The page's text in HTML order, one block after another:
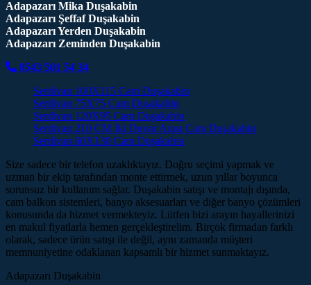
Adapazarı Mika Duşakabin
Adapazarı Şeffaf Duşakabin
Adapazarı Yerden Duşakabin
Adapazarı Zeminden Duşakabin
0543 501 54 34
Serdivan 100X115 Cam Duşakabin
Serdivan 75X75 Cam Duşakabin
Serdivan 120X95 Cam Duşakabin
Serdivan 210 CM İki Duvar Arası Cam Duşakabin
Serdivan 60X130 Cam Duşakabin
Size sadece bir telefon uzaklıktayız. Doğru seçimi yapmak ve
uzman bir ekip tarafından monte ettirmek, uzun yıllar boyunca
sorunsuz bir kullanım sağlar. Duşakabin satışı ve montajı dışında,
cam balkon sistemleri, banyo aksesuarları ve diğer banyo çözümleri
konusunda da hizmet vermekteyiz. Lütfen bizi arayın hayallerinizi
en makul fiyatlarla hemen gerçekleştirelim. Birçok firmadan farklı
olarak, sadece ürün satışı ile değil, aynı zamanda müşteri
memnuniyetine odaklanan kapsamlı bir hizmet sunmaktayız.
Adapazarı Duşakabin